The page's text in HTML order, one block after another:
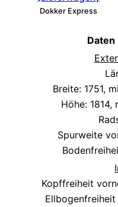
Dokker Express
Daten
Breite: 1751,
Höhe:
Spurweite
Kopffreiheit